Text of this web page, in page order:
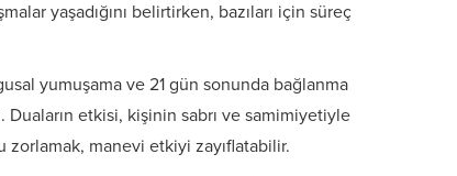
yaşadığını belirtirken, bazıları için süreç
yumuşama ve 21 gün sonunda bağlanma
etkisi, kişinin sabrı ve samimiyetiyle
zorlamak, manevi etkiyi zayıflatabilir.